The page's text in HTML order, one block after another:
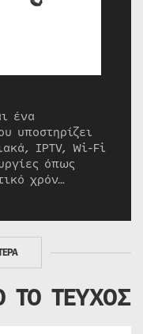
ένα
υποστηρίζει
IPTV, Wi-Fi
όπως
χρόν…
ΤΟ ΤΕΥΧΟΣ